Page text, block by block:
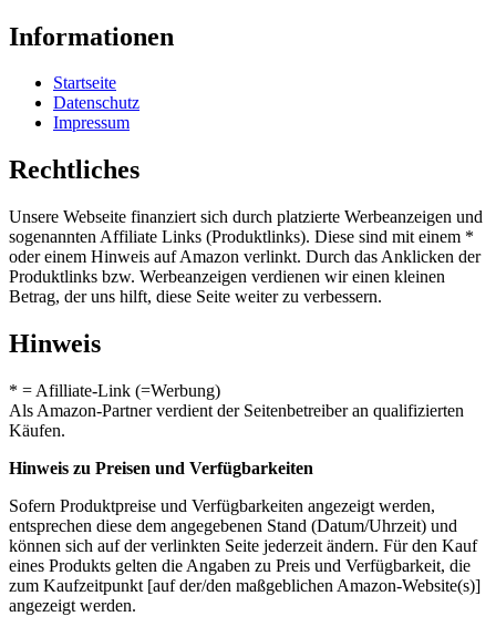
Informationen
Startseite
Datenschutz
Impressum
Rechtliches
Unsere Webseite finanziert sich durch platzierte Werbeanzeigen und
sogenannten Affiliate Links (Produktlinks). Diese sind mit einem *
oder einem Hinweis auf Amazon verlinkt. Durch das Anklicken der
Produktlinks bzw. Werbeanzeigen verdienen wir einen kleinen
Betrag, der uns hilft, diese Seite weiter zu verbessern.
Hinweis
* = Afilliate-Link (=Werbung)
Als Amazon-Partner verdient der Seitenbetreiber an qualifizierten
Käufen.
Hinweis zu Preisen und Verfügbarkeiten
Sofern Produktpreise und Verfügbarkeiten angezeigt werden,
entsprechen diese dem angegebenen Stand (Datum/Uhrzeit) und
können sich auf der verlinkten Seite jederzeit ändern. Für den Kauf
eines Produkts gelten die Angaben zu Preis und Verfügbarkeit, die
zum Kaufzeitpunkt [auf der/den maßgeblichen Amazon-Website(s)]
angezeigt werden.